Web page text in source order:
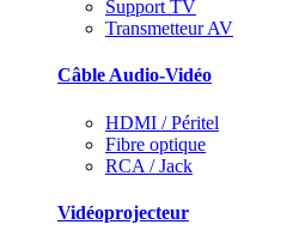
Support TV
Transmetteur AV
Câble Audio-Vidéo
HDMI / Péritel
Fibre optique
RCA / Jack
Vidéoprojecteur